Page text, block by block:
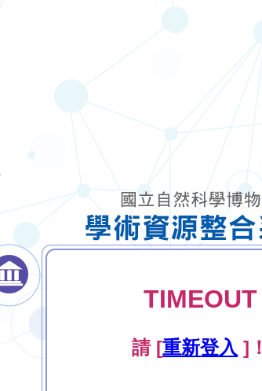
TIMEOUT
請 [重新登入 ]！